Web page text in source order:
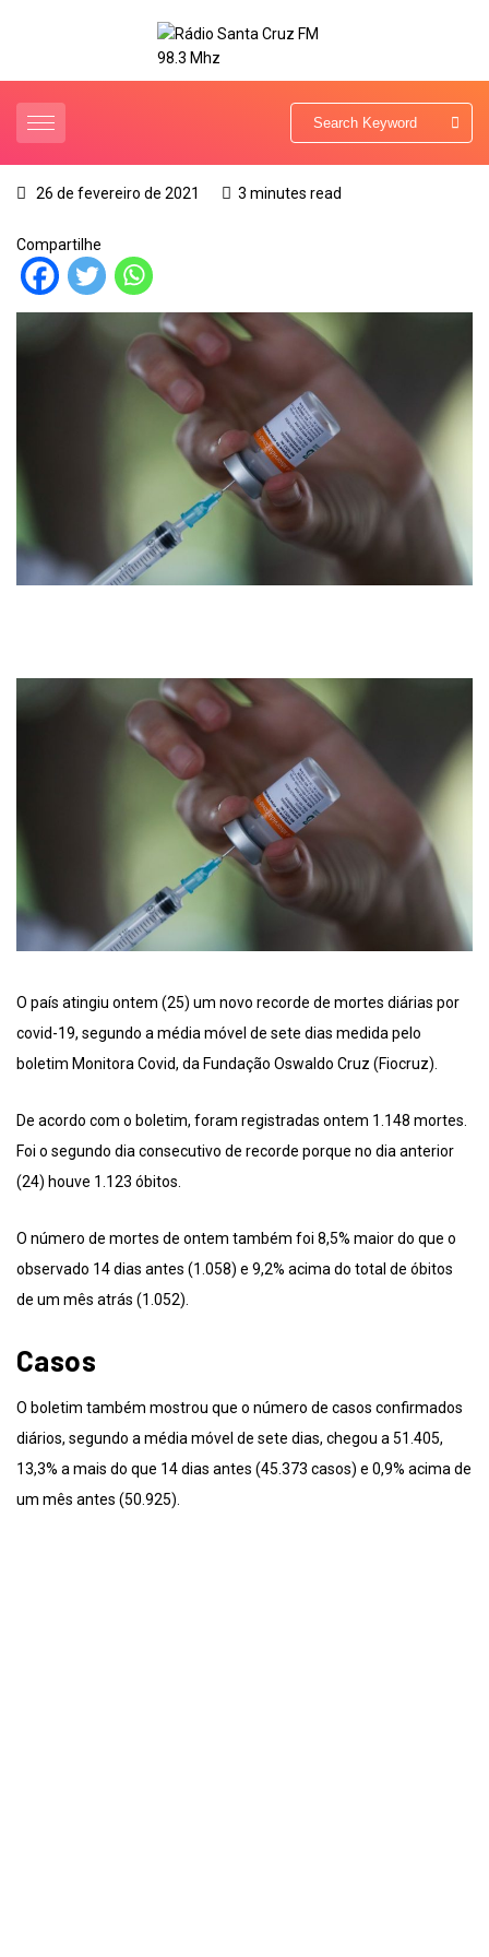
26 de fevereiro de 2021 3 minutes read
Compartilhe
O país atingiu ontem (25) um novo recorde de mortes diárias por
covid-19, segundo a média móvel de sete dias medida pelo
boletim Monitora Covid, da Fundação Oswaldo Cruz (Fiocruz).
De acordo com o boletim, foram registradas ontem 1.148 mortes.
Foi o segundo dia consecutivo de recorde porque no dia anterior
(24) houve 1.123 óbitos.
O número de mortes de ontem também foi 8,5% maior do que o
observado 14 dias antes (1.058) e 9,2% acima do total de óbitos
de um mês atrás (1.052).
Casos
O boletim também mostrou que o número de casos confirmados
diários, segundo a média móvel de sete dias, chegou a 51.405,
13,3% a mais do que 14 dias antes (45.373 casos) e 0,9% acima de
um mês antes (50.925).